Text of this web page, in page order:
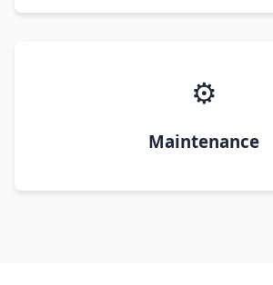
⚙️
Maintenance